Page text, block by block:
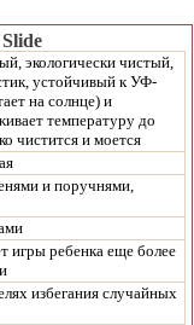
экологически чистый,
устойчивый к УФ-
на солнце) и
температуру до
чистится и моется
и поручнями,
игры ребенка еще более
избегания случайных